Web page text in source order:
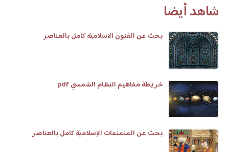
شاهد أيضا
بحث عن الفنون الاسلامية كامل بالعناصر
خريطة مفاهيم النظام الشمسي pdf
بحث عن المنمنمات الإسلامية كامل بالعناصر